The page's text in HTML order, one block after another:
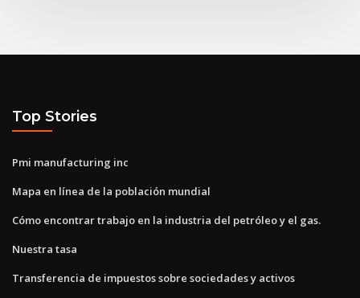
Top Stories
Pmi manufacturing inc
Mapa en línea de la población mundial
Cómo encontrar trabajo en la industria del petróleo y el gas.
Nuestra tasa
Transferencia de impuestos sobre sociedades y activos